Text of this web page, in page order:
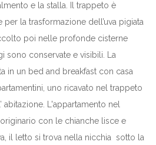
e la stalla. Il trappeto è
la trasformazione dell’uva pigiata
poi nelle profonde cisterne
sono conservate e visibili. La
in un bed and breakfast con casa
uno ricavato nel trappeto
abitazione. L'appartamento nel
con le chianche lisce e
il letto si trova nella nicchia sotto la